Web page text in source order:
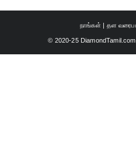
நாங்கள் | தள
© 2020-25